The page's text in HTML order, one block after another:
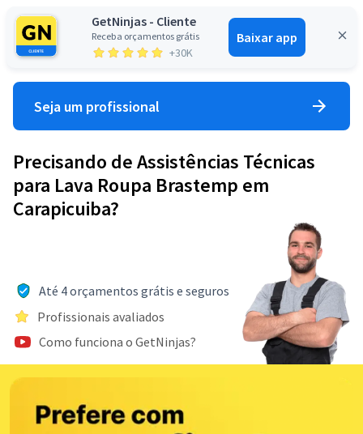
GetNinjas - Cliente
Receba orçamentos grátis
+30K
Baixar app
Entrar
Seja um profissional
Precisando de Assistências Técnicas
para Lava Roupa Brastemp em
Carapicuiba?
Até 4 orçamentos grátis e seguros
Profissionais avaliados
Como funciona o GetNinjas?